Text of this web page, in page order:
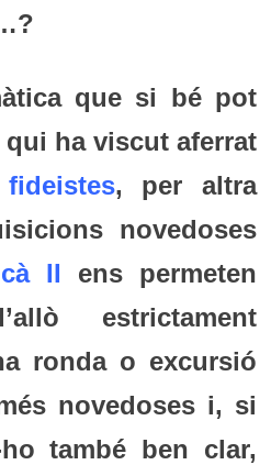
que si bé pot
ha viscut aferrat
, per altra
novedoses
II ens permeten
estrictament
ronda o excursió
novedoses i, si
també ben clar,